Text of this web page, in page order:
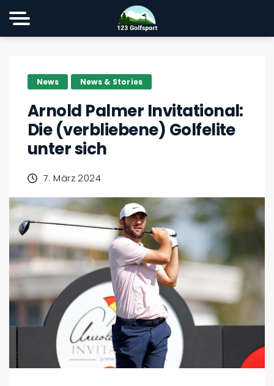
News News & Stories
Arnold Palmer Invitational:
Die (verbliebene) Golfelite
unter sich
7. März 2024